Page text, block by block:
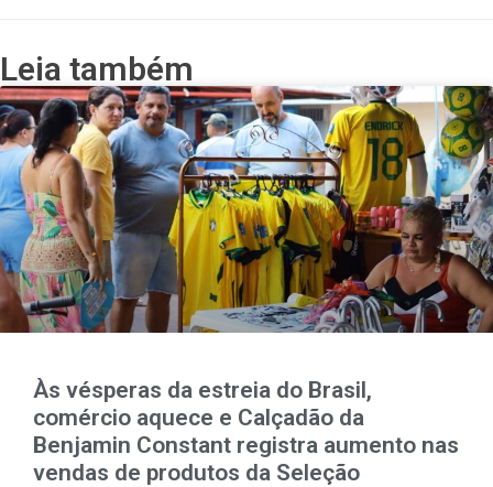
Leia também
Às vésperas da estreia do Brasil,
comércio aquece e Calçadão da
Benjamin Constant registra aumento nas
vendas de produtos da Seleção